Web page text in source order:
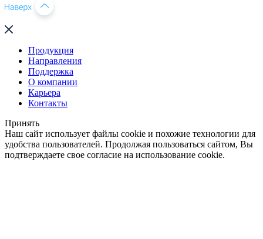
Продукция
Направления
Поддержка
О компании
Карьера
Контакты
Принять
Наш сайт использует файлы cookie и похожие технологии для
удобства пользователей. Продолжая пользоваться сайтом, Вы
подтверждаете свое согласие на использование cookie.